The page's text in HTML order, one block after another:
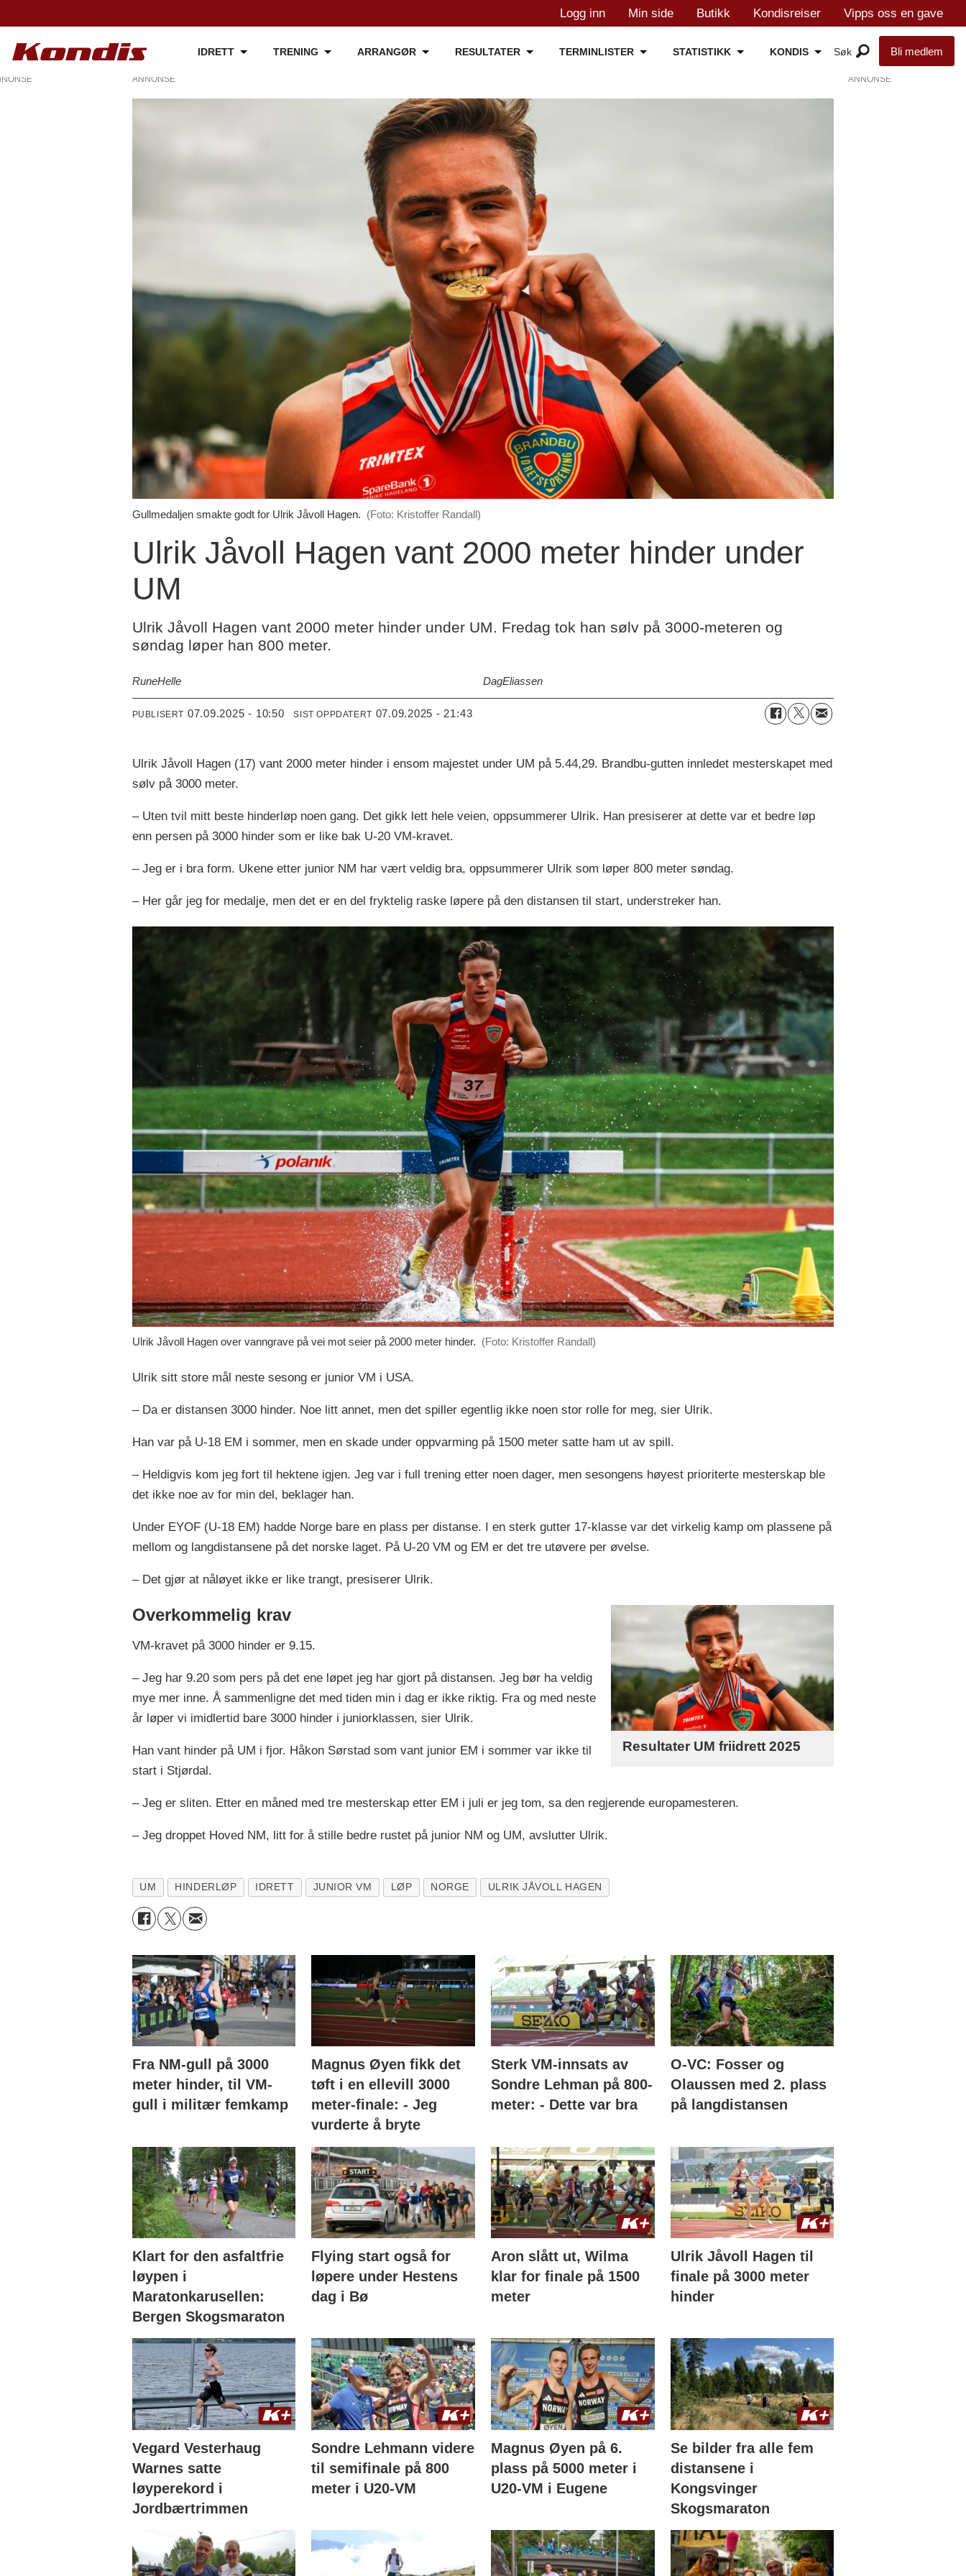
Logg inn Min side Butikk Kondisreiser Vipps oss en gave
IDRETT TRENING ARRANGØR RESULTATER TERMINLISTER STATISTIKK KONDIS Bli medlem
ANNONSE
Gullmedaljen smakte godt for Ulrik Jåvoll Hagen. (Foto: Kristoffer Randall)
Ulrik Jåvoll Hagen vant 2000 meter hinder under
UM
Ulrik Jåvoll Hagen vant 2000 meter hinder under UM. Fredag tok han sølv på 3000-meteren og
søndag løper han 800 meter.
RuneHelle DagEliassen
PUBLISERT 07.09.2025 - 10:50 SIST OPPDATERT 07.09.2025 - 21:43
Ulrik Jåvoll Hagen (17) vant 2000 meter hinder i ensom majestet under UM på 5.44,29. Brandbu-gutten innledet mesterskapet med
sølv på 3000 meter.
– Uten tvil mitt beste hinderløp noen gang. Det gikk lett hele veien, oppsummerer Ulrik. Han presiserer at dette var et bedre løp
enn persen på 3000 hinder som er like bak U-20 VM-kravet.
– Jeg er i bra form. Ukene etter junior NM har vært veldig bra, oppsummerer Ulrik som løper 800 meter søndag.
– Her går jeg for medalje, men det er en del fryktelig raske løpere på den distansen til start, understreker han.
Ulrik Jåvoll Hagen over vanngrave på vei mot seier på 2000 meter hinder. (Foto: Kristoffer Randall)
Ulrik sitt store mål neste sesong er junior VM i USA.
– Da er distansen 3000 hinder. Noe litt annet, men det spiller egentlig ikke noen stor rolle for meg, sier Ulrik.
Han var på U-18 EM i sommer, men en skade under oppvarming på 1500 meter satte ham ut av spill.
– Heldigvis kom jeg fort til hektene igjen. Jeg var i full trening etter noen dager, men sesongens høyest prioriterte mesterskap ble
det ikke noe av for min del, beklager han.
Under EYOF (U-18 EM) hadde Norge bare en plass per distanse. I en sterk gutter 17-klasse var det virkelig kamp om plassene på
mellom og langdistansene på det norske laget. På U-20 VM og EM er det tre utøvere per øvelse.
– Det gjør at nåløyet ikke er like trangt, presiserer Ulrik.
Resultater UM friidrett 2025
Overkommelig krav
VM-kravet på 3000 hinder er 9.15.
– Jeg har 9.20 som pers på det ene løpet jeg har gjort på distansen. Jeg bør ha veldig
mye mer inne. Å sammenligne det med tiden min i dag er ikke riktig. Fra og med neste
år løper vi imidlertid bare 3000 hinder i juniorklassen, sier Ulrik.
Han vant hinder på UM i fjor. Håkon Sørstad som vant junior EM i sommer var ikke til
start i Stjørdal.
– Jeg er sliten. Etter en måned med tre mesterskap etter EM i juli er jeg tom, sa den regjerende europamesteren.
– Jeg droppet Hoved NM, litt for å stille bedre rustet på junior NM og UM, avslutter Ulrik.
UM HINDERLØP IDRETT JUNIOR VM LØP NORGE ULRIK JÅVOLL HAGEN
Fra NM-gull på 3000
meter hinder, til VM-
gull i militær femkamp
Magnus Øyen fikk det
tøft i en ellevill 3000
meter-finale: - Jeg
vurderte å bryte
Sterk VM-innsats av
Sondre Lehman på 800-
meter: - Dette var bra
O-VC: Fosser og
Olaussen med 2. plass
på langdistansen
Klart for den asfaltfrie
løypen i
Maratonkarusellen:
Bergen Skogsmaraton
Flying start også for
løpere under Hestens
dag i Bø
Aron slått ut, Wilma
klar for finale på 1500
meter
Ulrik Jåvoll Hagen til
finale på 3000 meter
hinder
Vegard Vesterhaug
Warnes satte
løyperekord i
Jordbærtrimmen
Sondre Lehmann videre
til semifinale på 800
meter i U20-VM
Magnus Øyen på 6.
plass på 5000 meter i
U20-VM i Eugene
Se bilder fra alle fem
distansene i
Kongsvinger
Skogsmaraton
ANNONSE